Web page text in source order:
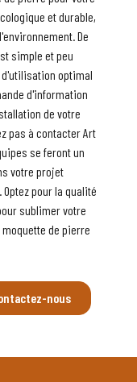
et durable,
De
simple et peu
optimal
d'information
de votre
pas à contacter Art
se feront un
votre projet
pour la qualité
sublimer votre
de pierre
nous